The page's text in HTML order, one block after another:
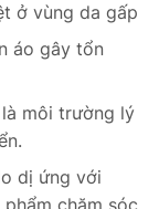
ở vùng da gấp
áo gây tổn
môi trường lý
dị ứng với